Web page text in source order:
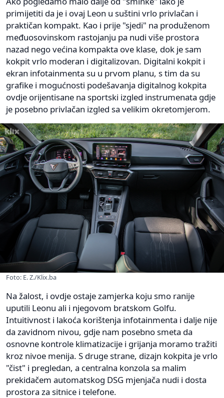
primijetiti da je i ovaj Leon u suštini vrlo privlačan i
praktičan kompakt. Kao i prije "sjedi" na produženom
međuosovinskom rastojanju pa nudi više prostora
nazad nego većina kompakta ove klase, dok je sam
kokpit vrlo moderan i digitalizovan. Digitalni kokpit i
ekran infotainmenta su u prvom planu, s tim da su
grafike i mogućnosti podešavanja digitalnog kokpita
ovdje orijentisane na sportski izgled instrumenata gdje
je posebno privlačan izgled sa velikim okretomjerom.
Foto: E. Z./Klix.ba
Na žalost, i ovdje ostaje zamjerka koju smo ranije
uputili Leonu ali i njegovom bratskom Golfu.
Intuitivnost i lakoća korištenja infotainmenta i dalje nije
da zavidnom nivou, gdje nam posebno smeta da
osnovne kontrole klimatizacije i grijanja moramo tražiti
kroz nivoe menija. S druge strane, dizajn kokpita je vrlo
"čist" i pregledan, a centralna konzola sa malim
prekidačem automatskog DSG mjenjača nudi i dosta
prostora za sitnice i telefone.